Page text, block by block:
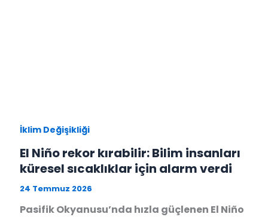
İklim Değişikliği
El Niño rekor kırabilir: Bilim insanları
küresel sıcaklıklar için alarm verdi
24 Temmuz 2026
Pasifik Okyanusu’nda hızla güçlenen El Niño